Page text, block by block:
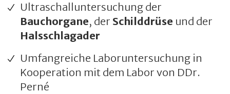
Ultraschalluntersuchung der
Bauchorgane, der Schilddrüse und der
Halsschlagader
Umfangreiche Laboruntersuchung in
Kooperation mit dem Labor von DDr.
Perné